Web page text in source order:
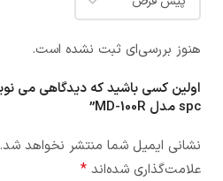
هنوز بررسی‌ای ثبت نشده است.
spc مدل MD-100R”
نشانی ایمیل شما منتشر نخواهد شد.
علامت‌گذاری شده‌اند *